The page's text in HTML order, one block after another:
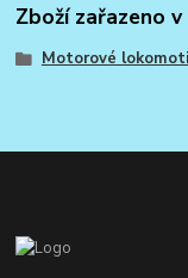
Zboží zařazeno
Motorové